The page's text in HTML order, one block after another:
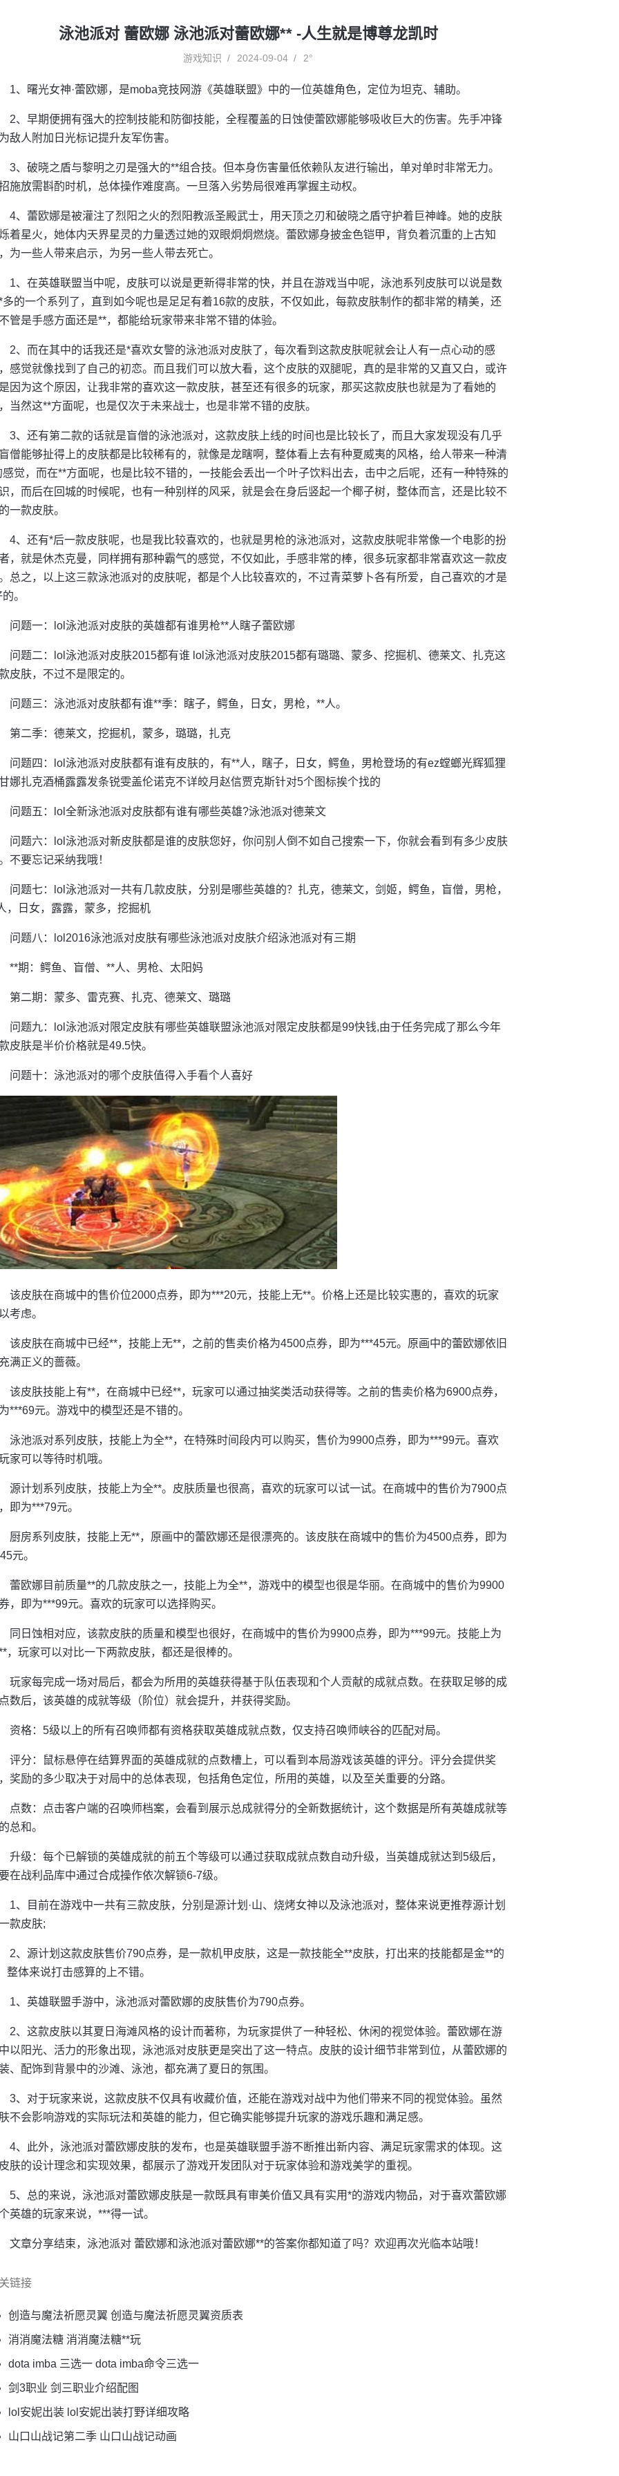
泳池派对 蕾欧娜 泳池派对蕾欧娜** -人生就是博尊龙凯时
游戏知识 2024-09-04 2°
1、曙光女神·蕾欧娜，是moba竞技网游《英雄联盟》中的一位英雄角色，定位为坦克、辅助。
2、早期便拥有强大的控制技能和防御技能，全程覆盖的日蚀使蕾欧娜能够吸收巨大的伤害。先手冲锋
敌人附加日光标记提升友军伤害。
3、破晓之盾与黎明之刃是强大的**组合技。但本身伤害量低依赖队友进行输出，单对单时非常无力。
施放需斟酌时机，总体操作难度高。一旦落入劣势局很难再掌握主动权。
4、蕾欧娜是被灌注了烈阳之火的烈阳教派圣殿武士，用天顶之刃和破晓之盾守护着巨神峰。她的皮肤
着星火，她体内天界星灵的力量透过她的双眼炯炯燃烧。蕾欧娜身披金色铠甲，背负着沉重的上古知
为一些人带来启示，为另一些人带去死亡。
1、在英雄联盟当中呢，皮肤可以说是更新得非常的快，并且在游戏当中呢，泳池系列皮肤可以说是数
多的一个系列了，直到如今呢也是足足有着16款的皮肤，不仅如此，每款皮肤制作的都非常的精美，还
管是手感方面还是**，都能给玩家带来非常不错的体验。
2、而在其中的话我还是*喜欢女警的泳池派对皮肤了，每次看到这款皮肤呢就会让人有一点心动的感
感觉就像找到了自己的初恋。而且我们可以放大看，这个皮肤的双腿呢，真的是非常的又直又白，或许
因为这个原因，让我非常的喜欢这一款皮肤，甚至还有很多的玩家，那买这款皮肤也就是为了看她的
当然这**方面呢，也是仅次于未来战士，也是非常不错的皮肤。
3、还有第二款的话就是盲僧的泳池派对，这款皮肤上线的时间也是比较长了，而且大家发现没有几乎
僧能够扯得上的皮肤都是比较稀有的，就像是龙瞎啊，整体看上去有种夏威夷的风格，给人带来一种清
感觉，而在**方面呢，也是比较不错的，一技能会丢出一个叶子饮料出去，击中之后呢，还有一种特殊的
，而后在回城的时候呢，也有一种别样的风采，就是会在身后竖起一个椰子树，整体而言，还是比较不
一款皮肤。
4、还有*后一款皮肤呢，也是我比较喜欢的，也就是男枪的泳池派对，这款皮肤呢非常像一个电影的扮
，就是休杰克曼，同样拥有那种霸气的感觉，不仅如此，手感非常的棒，很多玩家都非常喜欢这一款皮
总之，以上这三款泳池派对的皮肤呢，都是个人比较喜欢的，不过青菜萝卜各有所爱，自己喜欢的才是
。
问题一：lol泳池派对皮肤的英雄都有谁男枪**人瞎子蕾欧娜
问题二：lol泳池派对皮肤2015都有谁 lol泳池派对皮肤2015都有璐璐、蒙多、挖掘机、德莱文、扎克这
皮肤，不过不是限定的。
问题三：泳池派对皮肤都有谁**季：瞎子，鳄鱼，日女，男枪，**人。
第二季：德莱文，挖掘机，蒙多，璐璐，扎克
问题四：lol泳池派对皮肤都有谁有皮肤的，有**人，瞎子，日女，鳄鱼，男枪登场的有ez螳螂光辉狐狸
娜扎克酒桶露露发条锐雯盖伦诺克不详皎月赵信贾克斯针对5个图标挨个找的
问题五：lol全新泳池派对皮肤都有谁有哪些英雄?泳池派对德莱文
问题六：lol泳池派对新皮肤都是谁的皮肤您好，你问别人倒不如自己搜索一下，你就会看到有多少皮肤
不要忘记采纳我哦！
问题七：lol泳池派对一共有几款皮肤，分别是哪些英雄的？扎克，德莱文，剑姬，鳄鱼，盲僧，男枪，
，日女，露露，蒙多，挖掘机
问题八：lol2016泳池派对皮肤有哪些泳池派对皮肤介绍泳池派对有三期
**期：鳄鱼、盲僧、**人、男枪、太阳妈
第二期：蒙多、雷克赛、扎克、德莱文、璐璐
问题九：lol泳池派对限定皮肤有哪些英雄联盟泳池派对限定皮肤都是99快钱,由于任务完成了那么今年
皮肤是半价价格就是49.5快。
问题十：泳池派对的哪个皮肤值得入手看个人喜好
该皮肤在商城中的售价位2000点券，即为***20元，技能上无**。价格上还是比较实惠的，喜欢的玩家
考虑。
该皮肤在商城中已经**，技能上无**，之前的售卖价格为4500点券，即为***45元。原画中的蕾欧娜依旧
满正义的蔷薇。
该皮肤技能上有**，在商城中已经**，玩家可以通过抽奖类活动获得等。之前的售卖价格为6900点券，
***69元。游戏中的模型还是不错的。
泳池派对系列皮肤，技能上为全**，在特殊时间段内可以购买，售价为9900点券，即为***99元。喜欢
家可以等待时机哦。
源计划系列皮肤，技能上为全**。皮肤质量也很高，喜欢的玩家可以试一试。在商城中的售价为7900点
即为***79元。
厨房系列皮肤，技能上无**，原画中的蕾欧娜还是很漂亮的。该皮肤在商城中的售价为4500点券，即为
元。
蕾欧娜目前质量**的几款皮肤之一，技能上为全**，游戏中的模型也很是华丽。在商城中的售价为9900
，即为***99元。喜欢的玩家可以选择购买。
同日蚀相对应，该款皮肤的质量和模型也很好，在商城中的售价为9900点券，即为***99元。技能上为
，玩家可以对比一下两款皮肤，都还是很棒的。
玩家每完成一场对局后，都会为所用的英雄获得基于队伍表现和个人贡献的成就点数。在获取足够的成
数后，该英雄的成就等级（阶位）就会提升，并获得奖励。
资格：5级以上的所有召唤师都有资格获取英雄成就点数，仅支持召唤师峡谷的匹配对局。
评分：鼠标悬停在结算界面的英雄成就的点数槽上，可以看到本局游戏该英雄的评分。评分会提供奖
奖励的多少取决于对局中的总体表现，包括角色定位，所用的英雄，以及至关重要的分路。
点数：点击客户端的召唤师档案，会看到展示总成就得分的全新数据统计，这个数据是所有英雄成就等
总和。
升级：每个已解锁的英雄成就的前五个等级可以通过获取成就点数自动升级，当英雄成就达到5级后，
在战利品库中通过合成操作依次解锁6-7级。
1、目前在游戏中一共有三款皮肤，分别是源计划·山、烧烤女神以及泳池派对，整体来说更推荐源计划
款皮肤;
2、源计划这款皮肤售价790点券，是一款机甲皮肤，这是一款技能全**皮肤，打出来的技能都是金**的
整体来说打击感算的上不错。
1、英雄联盟手游中，泳池派对蕾欧娜的皮肤售价为790点券。
2、这款皮肤以其夏日海滩风格的设计而著称，为玩家提供了一种轻松、休闲的视觉体验。蕾欧娜在游
以阳光、活力的形象出现，泳池派对皮肤更是突出了这一特点。皮肤的设计细节非常到位，从蕾欧娜的
、配饰到背景中的沙滩、泳池，都充满了夏日的氛围。
3、对于玩家来说，这款皮肤不仅具有收藏价值，还能在游戏对战中为他们带来不同的视觉体验。虽然
不会影响游戏的实际玩法和英雄的能力，但它确实能够提升玩家的游戏乐趣和满足感。
4、此外，泳池派对蕾欧娜皮肤的发布，也是英雄联盟手游不断推出新内容、满足玩家需求的体现。这
肤的设计理念和实现效果，都展示了游戏开发团队对于玩家体验和游戏美学的重视。
5、总的来说，泳池派对蕾欧娜皮肤是一款既具有审美价值又具有实用*的游戏内物品，对于喜欢蕾欧娜
英雄的玩家来说，***得一试。
文章分享结束，泳池派对 蕾欧娜和泳池派对蕾欧娜**的答案你都知道了吗？欢迎再次光临本站哦！
链接
创造与魔法祈愿灵翼 创造与魔法祈愿灵翼资质表
消消魔法糖 消消魔法糖**玩
dota imba 三选一 dota imba命令三选一
剑3职业 剑三职业介绍配图
lol安妮出装 lol安妮出装打野详细攻略
山口山战记第二季 山口山战记动画